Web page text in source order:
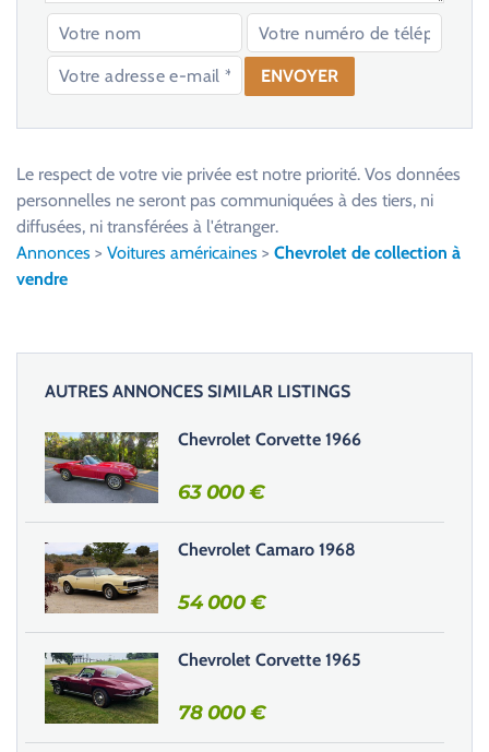
e
s
e
r
c
c
h
a
m
p
v
i
d
Le respect de votre vie privée est notre priorité. Vos données
personnelles ne seront pas communiquées à des tiers, ni
diffusées, ni transférées à l'étranger.
Annonces > Voitures américaines > Chevrolet de collection à
vendre
AUTRES ANNONCES SIMILAR LISTINGS
Chevrolet Corvette 1966
63 000€
Chevrolet Camaro 1968
54 000€
Chevrolet Corvette 1965
78 000€